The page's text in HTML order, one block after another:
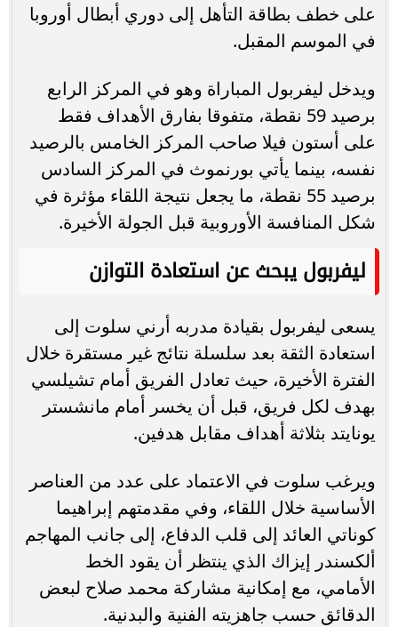
على خطف بطاقة التأهل إلى دوري أبطال أوروبا
في الموسم المقبل.
ويدخل ليفربول المباراة وهو في المركز الرابع
برصيد 59 نقطة، متفوقا بفارق الأهداف فقط
على أستون فيلا صاحب المركز الخامس بالرصيد
نفسه، بينما يأتي بورنموث في المركز السادس
برصيد 55 نقطة، ما يجعل نتيجة اللقاء مؤثرة في
شكل المنافسة الأوروبية قبل الجولة الأخيرة.
ليفربول يبحث عن استعادة التوازن
يسعى ليفربول بقيادة مدربه أرني سلوت إلى
استعادة الثقة بعد سلسلة نتائج غير مستقرة خلال
الفترة الأخيرة، حيث تعادل الفريق أمام تشيلسي
بهدف لكل فريق، قبل أن يخسر أمام مانشستر
يونايتد بثلاثة أهداف مقابل هدفين.
ويرغب سلوت في الاعتماد على عدد من العناصر
الأساسية خلال اللقاء، وفي مقدمتهم إبراهيما
كوناتي العائد إلى قلب الدفاع، إلى جانب المهاجم
ألكسندر إيزاك الذي ينتظر أن يقود الخط
الأمامي، مع إمكانية مشاركة محمد صلاح لبعض
الدقائق حسب جاهزيته الفنية والبدنية.